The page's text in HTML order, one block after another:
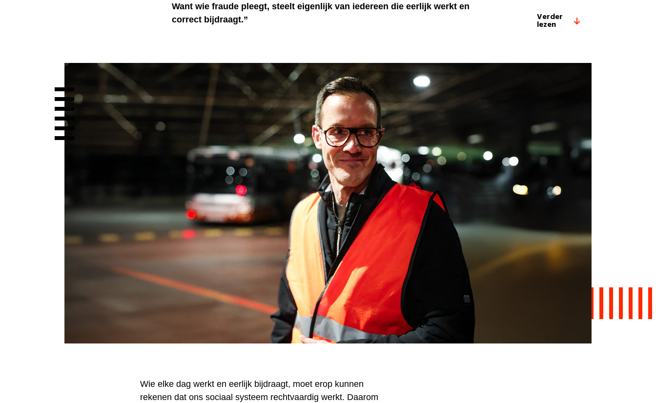
Want wie fraude pleegt, steelt eigenlijk van iedereen die eerlijk werkt en
correct bijdraagt.”
Verder
lezen
Wie elke dag werkt en eerlijk bijdraagt, moet erop kunnen
rekenen dat ons sociaal systeem rechtvaardig werkt. Daarom